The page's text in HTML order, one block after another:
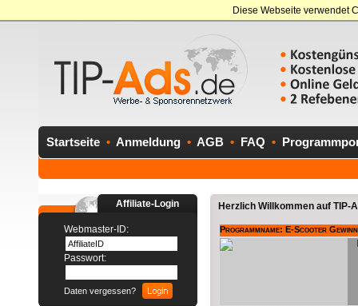
Diese Webseite verwendet
Startseite • Anmeldung • AGB • FAQ •
Affiliate-Login
Webmaster-ID:
Passwort:
Daten vergessen?
Herzlich Willkommen auf TIP-
Programmname: E-Scooter